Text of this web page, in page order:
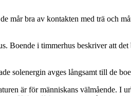
mår bra av kontakten med trä och
Boende i timmerhus beskriver att
solenergin avges långsamt till de
är för människans välmående. I